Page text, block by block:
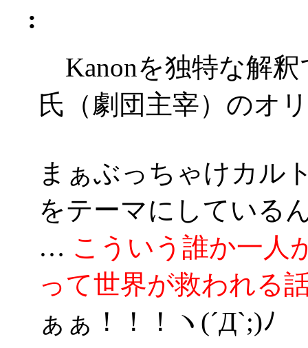
:
Kanonを独特な解
氏（劇団主宰）のオ
まぁぶっちゃけカル
をテーマにしている
… こういう誰か一人
って世界が救われる
ぁぁ！！！ヽ(´Д`;)ﾉ